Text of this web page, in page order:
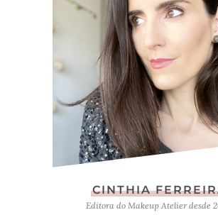
CINTHIA
Editora do Makeup Atelier desde